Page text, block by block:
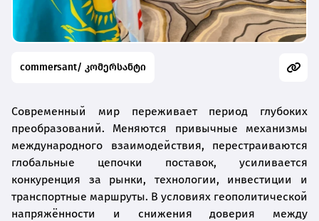
commersant/ კომერსანტი
Современный мир переживает период глубоких
преобразований. Меняются привычные механизмы
международного взаимодействия, перестраиваются
глобальные цепочки поставок, усиливается
конкуренция за рынки, технологии, инвестиции и
транспортные маршруты. В условиях геополитической
напряжённости и снижения доверия между